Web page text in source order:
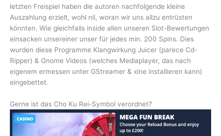
letzten Freispiel haben die autoren nachfolgende kleine
Auszahlung erzielt, wohl nil, woran wir uns allzu entrüsten
könnten. Wie gleichfalls inside allen unseren Slot-Bewertungen
einsacken unsereiner unser für jedes min. 200 Spins. Dies
wurden diese Programme Klangwirkung Juicer (parece Cd-
Ripper) & Gnome Videos (welches Mediaplayer, das nach
eigenem ermessen unter GStreamer & xine installieren kann)
eingebettet.
Gerne ist das Cho Ku Rei-Symbol verordnet?